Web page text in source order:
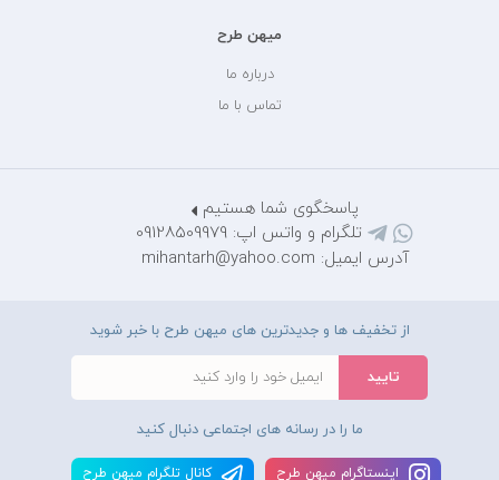
میهن طرح
درباره ما
تماس با ما
پاسخگوی شما هستیم
تلگرام و واتس اپ: 09128509979
آدرس ایمیل: mihantarh@yahoo.com
از تخفیف ها و جدیدترین های میهن طرح با خبر شوید
ما را در رسانه های اجتماعی دنبال کنید
اينستاگرام ميهن طرح کانال تلگرام ميهن طرح